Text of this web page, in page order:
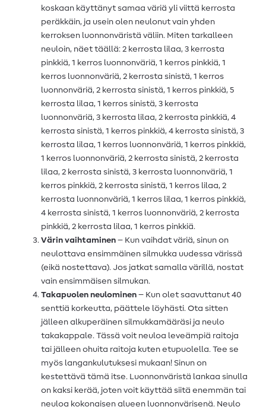
koskaan käyttänyt samaa väriä yli viittä kerrosta
peräkkäin, ja usein olen neulonut vain yhden
kerroksen luonnonväristä väliin. Miten tarkalleen
neuloin, näet täällä: 2 kerrosta lilaa, 3 kerrosta
pinkkiä, 1 kerros luonnonväriä, 1 kerros pinkkiä, 1
kerros luonnonväriä, 2 kerrosta sinistä, 1 kerros
luonnonväriä, 2 kerrosta sinistä, 1 kerros pinkkiä, 5
kerrosta lilaa, 1 kerros sinistä, 3 kerrosta
luonnonväriä, 3 kerrosta lilaa, 2 kerrosta pinkkiä, 4
kerrosta sinistä, 1 kerros pinkkiä, 4 kerrosta sinistä, 3
kerrosta lilaa, 1 kerros luonnonväriä, 1 kerros pinkkiä,
1 kerros luonnonväriä, 2 kerrosta sinistä, 2 kerrosta
lilaa, 2 kerrosta sinistä, 3 kerrosta luonnonväriä, 1
kerros pinkkiä, 2 kerrosta sinistä, 1 kerros lilaa, 2
kerrosta luonnonväriä, 1 kerros lilaa, 1 kerros pinkkiä,
4 kerrosta sinistä, 1 kerros luonnonväriä, 2 kerrosta
pinkkiä, 2 kerrosta lilaa, 1 kerros pinkkiä.
Värin vaihtaminen – Kun vaihdat väriä, sinun on
neulottava ensimmäinen silmukka uudessa värissä
(eikä nostettava). Jos jatkat samalla värillä, nostat
vain ensimmäisen silmukan.
Takapuolen neulominen – Kun olet saavuttanut 40
senttiä korkeutta, päättele löyhästi. Ota sitten
jälleen alkuperäinen silmukkamääräsi ja neulo
takakappale. Tässä voit neuloa leveämpiä raitoja
tai jälleen ohuita raitoja kuten etupuolella. Tee se
myös langankulutuksesi mukaan! Sinun on
kestettävä tämä itse. Luonnonväristä lankaa sinulla
on kaksi kerää, joten voit käyttää siitä enemmän tai
neuloa kokonaisen alueen luonnonvärisenä. Neulo